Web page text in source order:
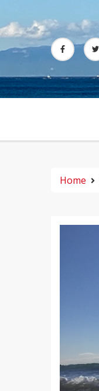
to
content
Home